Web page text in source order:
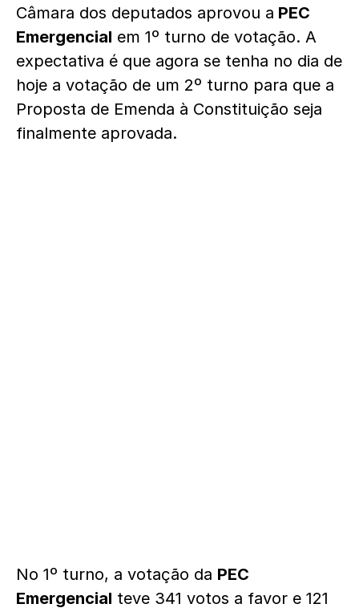
Câmara dos deputados aprovou a PEC
Emergencial em 1º turno de votação. A
expectativa é que agora se tenha no dia de
hoje a votação de um 2º turno para que a
Proposta de Emenda à Constituição seja
finalmente aprovada.
No 1º turno, a votação da PEC
Emergencial teve 341 votos a favor e 121